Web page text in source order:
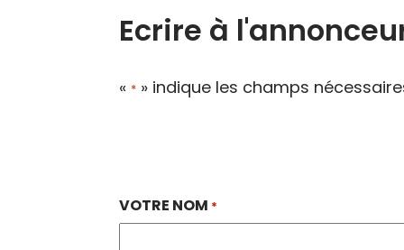
Ecrire à
« * » indique les champs
VOTRE NOM *